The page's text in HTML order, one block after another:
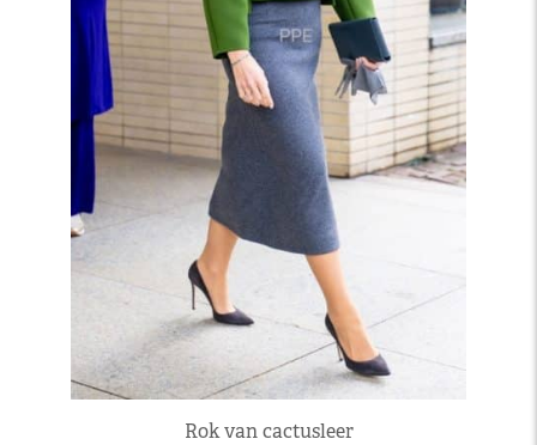
Rok van cactusleer